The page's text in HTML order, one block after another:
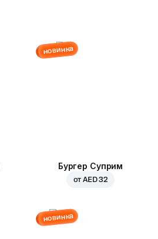
новинка
Бургер Суприм
отAED 32
новинка